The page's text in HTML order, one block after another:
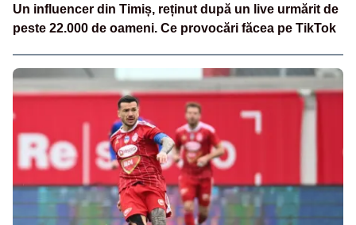
Un influencer din Timiș, reținut după un live urmărit de
peste 22.000 de oameni. Ce provocări făcea pe TikTok